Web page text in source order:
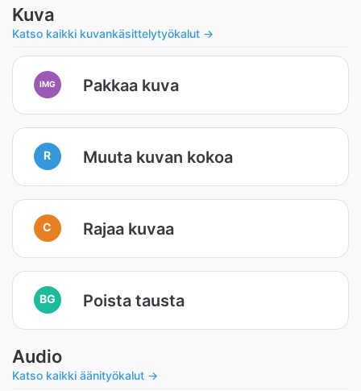
Kuva
Katso kaikki kuvankäsittelytyökalut →
IMG Pakkaa kuva
R Muuta kuvan kokoa
C Rajaa kuvaa
BG Poista tausta
Audio
Katso kaikki äänityökalut →